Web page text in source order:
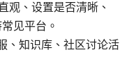
观、设置是否清晰、
见平台。
、知识库、社区讨论活